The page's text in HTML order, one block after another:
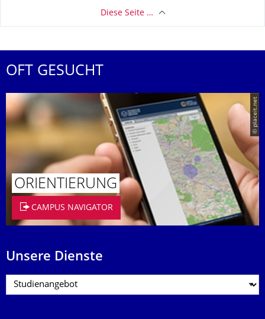
Diese Seite …
OFT GESUCHT
© placeit.net
ORIENTIERUNG
CAMPUS NAVIGATOR
Unsere Dienste